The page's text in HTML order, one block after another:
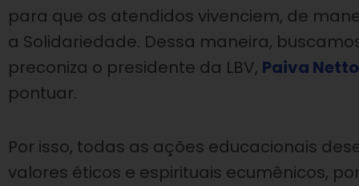
para que os atendidos vivenciem, de
a Solidariedade. Dessa maneira,
preconiza o presidente da LBV, Paiva
pontuar.
Por isso, todas as ações educacionais
valores éticos e espirituais ecumênicos,